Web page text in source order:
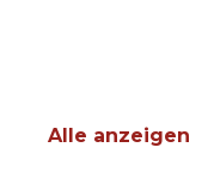
Alle anzeigen